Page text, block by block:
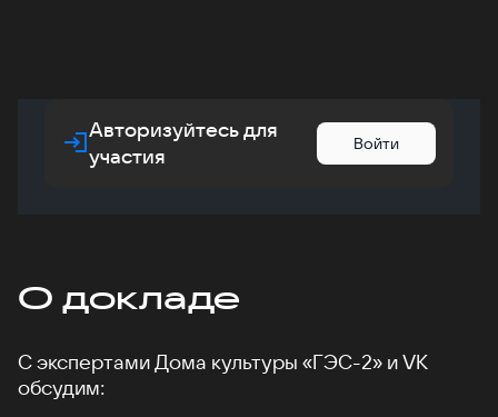
Авторизуйтесь для
участия
Войти
О докладе
С экспертами Дома культуры «ГЭС-2» и VK
обсудим: